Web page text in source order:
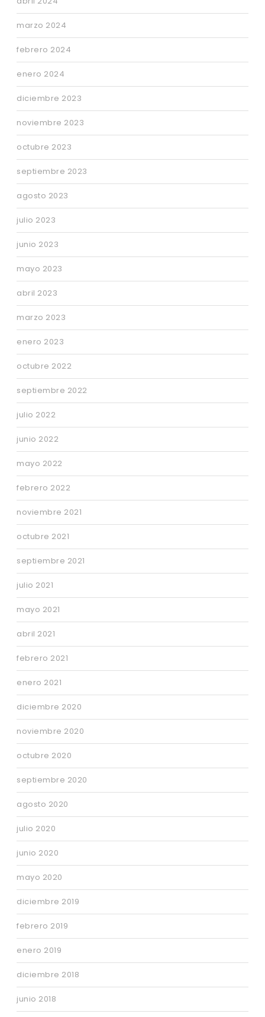
marzo 2024
febrero 2024
enero 2024
diciembre 2023
noviembre 2023
octubre 2023
septiembre 2023
agosto 2023
julio 2023
junio 2023
mayo 2023
abril 2023
marzo 2023
enero 2023
octubre 2022
septiembre 2022
julio 2022
junio 2022
mayo 2022
febrero 2022
noviembre 2021
octubre 2021
septiembre 2021
julio 2021
mayo 2021
abril 2021
febrero 2021
enero 2021
diciembre 2020
noviembre 2020
octubre 2020
septiembre 2020
agosto 2020
julio 2020
junio 2020
mayo 2020
diciembre 2019
febrero 2019
enero 2019
diciembre 2018
junio 2018